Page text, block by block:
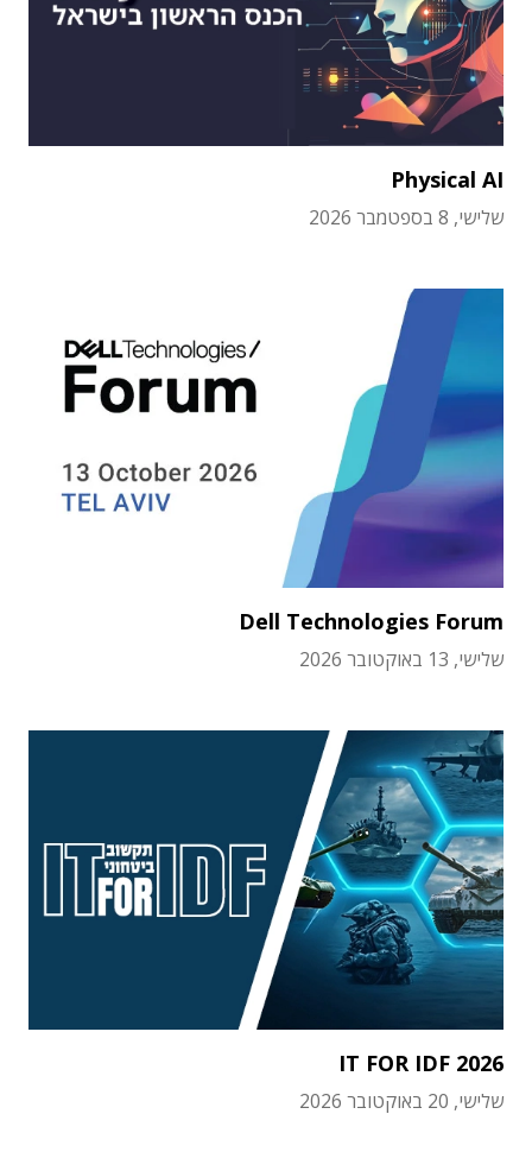
Physical AI
שלישי, 8 בספטמבר 2026
Dell Technologies Forum
שלישי, 13 באוקטובר 2026
IT FOR IDF 2026
שלישי, 20 באוקטובר 2026